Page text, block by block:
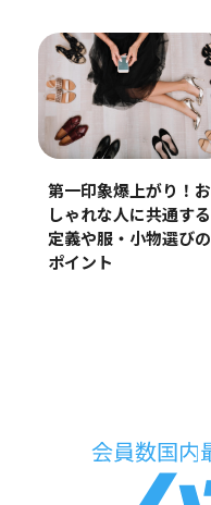
第一印象爆上がり！お
しゃれな人に共通する
定義や服・小物選びの
ポイント